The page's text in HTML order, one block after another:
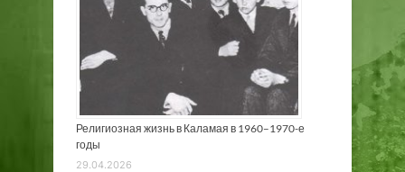
Религиозная жизнь в Каламая в 1960–1970-е
годы
29.04.2026